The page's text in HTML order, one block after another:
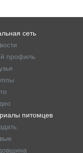
сеть
профиль
питомцев